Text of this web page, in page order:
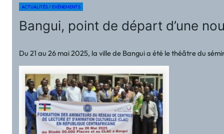
ACTUALITÉS / EVÉNEMENTS
Bangui, point de départ d’une
Du 21 au 26 mai 2025, la ville de Bangui a été le théâtre du